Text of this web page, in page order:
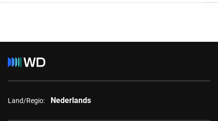
Land/Regio: Nederlands